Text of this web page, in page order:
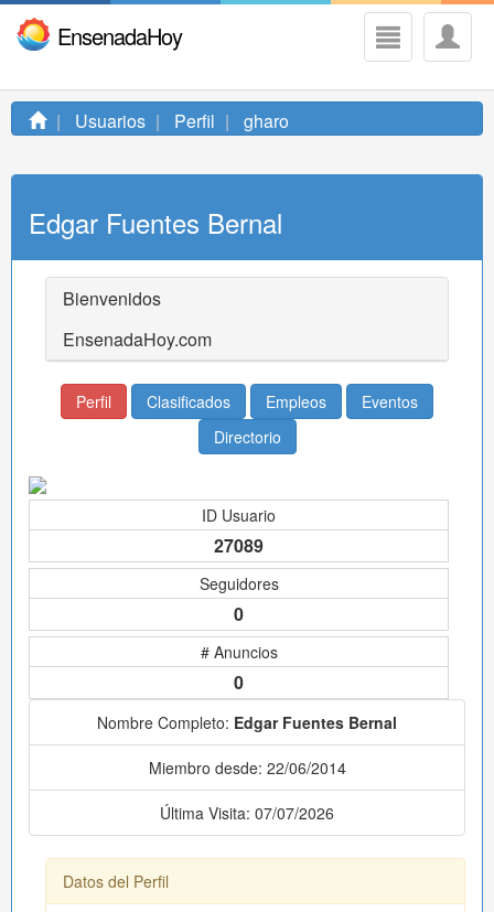
EnsenadaHoy
Usuarios Perfil gharo
Edgar Fuentes Bernal
Bienvenidos
EnsenadaHoy.com
Perfil Clasificados Empleos
Eventos
Directorio
ID Usuario
27089
Seguidores
0
# Anuncios
0
Nombre Completo: Edgar Fuentes Bernal
Miembro desde: 22/06/2014
Última Visita: 07/07/2026
Datos del Perfil